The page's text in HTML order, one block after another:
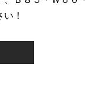
！